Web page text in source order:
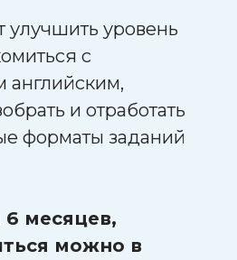
улучшить уровень
с
и отработать
форматы заданий
6 месяцев,
можно в